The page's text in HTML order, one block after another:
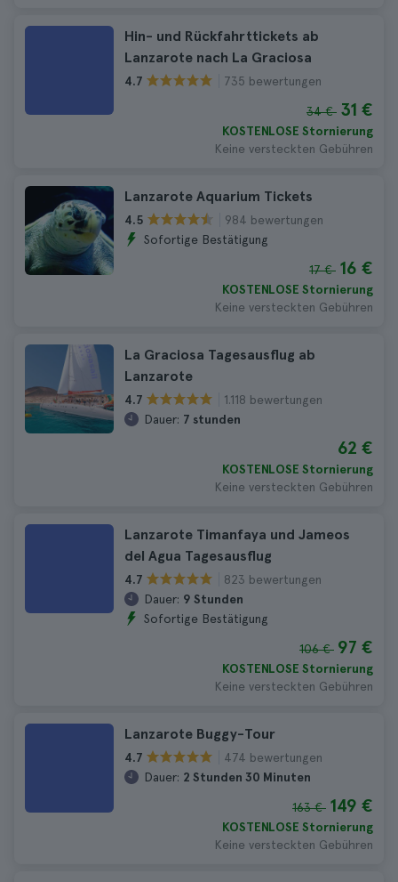
Hin- und Rückfahrttickets ab
Lanzarote nach La Graciosa
4.7 735 bewertungen
34 € 31 €
KOSTENLOSE Stornierung
Keine versteckten Gebühren
Lanzarote Aquarium Tickets
4.5
984 bewertungen
Sofortige Bestätigung
17 € 16 €
KOSTENLOSE Stornierung
Keine versteckten Gebühren
La Graciosa Tagesausflug ab
Lanzarote
4.7
1.118 bewertungen
Dauer: 7 stunden
62 €
KOSTENLOSE Stornierung
Keine versteckten Gebühren
Lanzarote Timanfaya und Jameos
del Agua Tagesausflug
4.7
823 bewertungen
Dauer: 9 Stunden
Sofortige Bestätigung
106 € 97 €
KOSTENLOSE Stornierung
Keine versteckten Gebühren
Lanzarote Buggy-Tour
4.7
474 bewertungen
Dauer: 2 Stunden 30 Minuten
163 € 149 €
KOSTENLOSE Stornierung
Keine versteckten Gebühren